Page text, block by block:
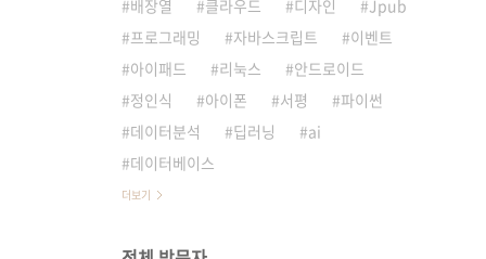
배장열
클라우드 디자인
Jpub
프로그래밍
자바스크립트
이벤트
아이패드
리눅스
안드로이드
정인식
아이폰 서평
파이썬
데이터분석
딥러닝
ai
데이터베이스
더보기